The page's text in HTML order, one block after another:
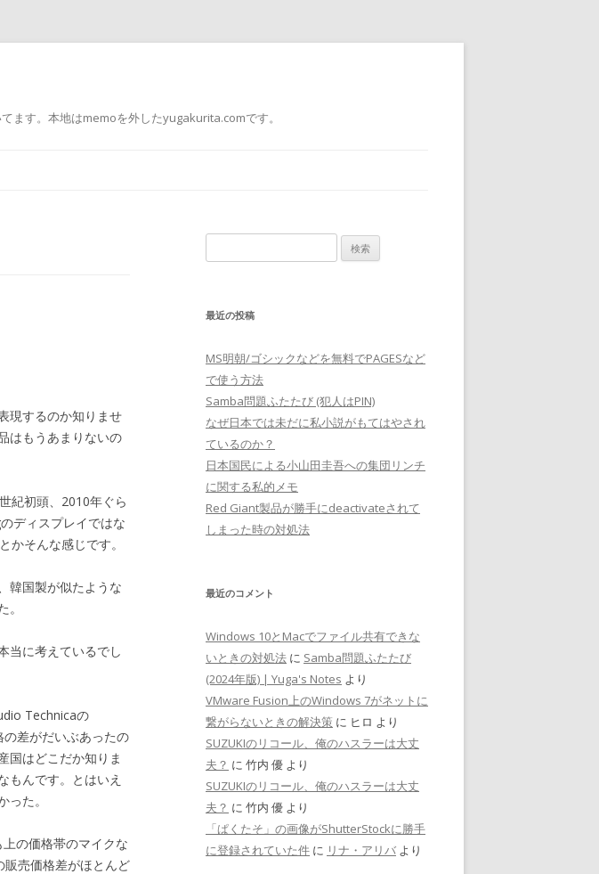
ます。本地はmemoを外したyugakurita.comです。
現するのか知りませ
はもうあまりないの
紀初頭、2010年ぐら
ディスプレイではな
そんな感じです。
韓国製が似たような
当に考えているでし
Technicaの
差がだいぶあったの
国はどこだか知りま
もんです。とはいえ
た。
の価格帯のマイクな
売価格差がほとんど
索:
最近の投稿
MS明朝/ゴシックなどを無料でPAGESなど
で使う方法
Samba問題ふたたび (犯人はPIN)
なぜ日本では未だに私小説がもてはやされ
ているのか？
日本国民による小山田圭吾への集団リンチ
に関する私的メモ
Red Giant製品が勝手にdeactivateされて
しまった時の対処法
最近のコメント
Windows 10とMacでファイル共有できな
いときの対処法 に Samba問題ふたたび
(2024年版) | Yuga's Notes より
VMware Fusion上のWindows 7がネットに
繋がらないときの解決策 に ヒロ より
SUZUKIのリコール、俺のハスラーは大丈
夫？ に 竹内 優 より
SUZUKIのリコール、俺のハスラーは大丈
夫？ に 竹内 優 より
「ぱくたそ」の画像がShutterStockに勝手
に登録されていた件 に リナ・アリバ より